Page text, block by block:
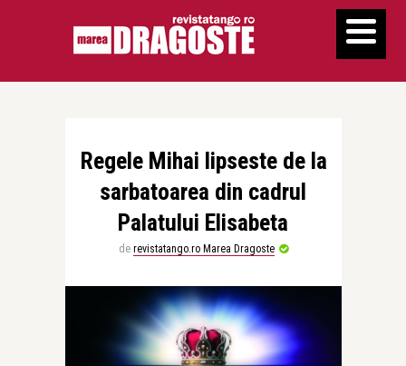
Regele Mihai lipseste de la
sarbatoarea din cadrul
Palatului Elisabeta
de revistatango.ro Marea Dragoste